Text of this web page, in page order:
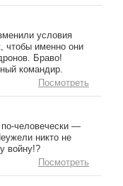
условия
чтобы именно они
Браво!
командир.
Посмотреть
человечески —
никто не
войну!?
Посмотреть